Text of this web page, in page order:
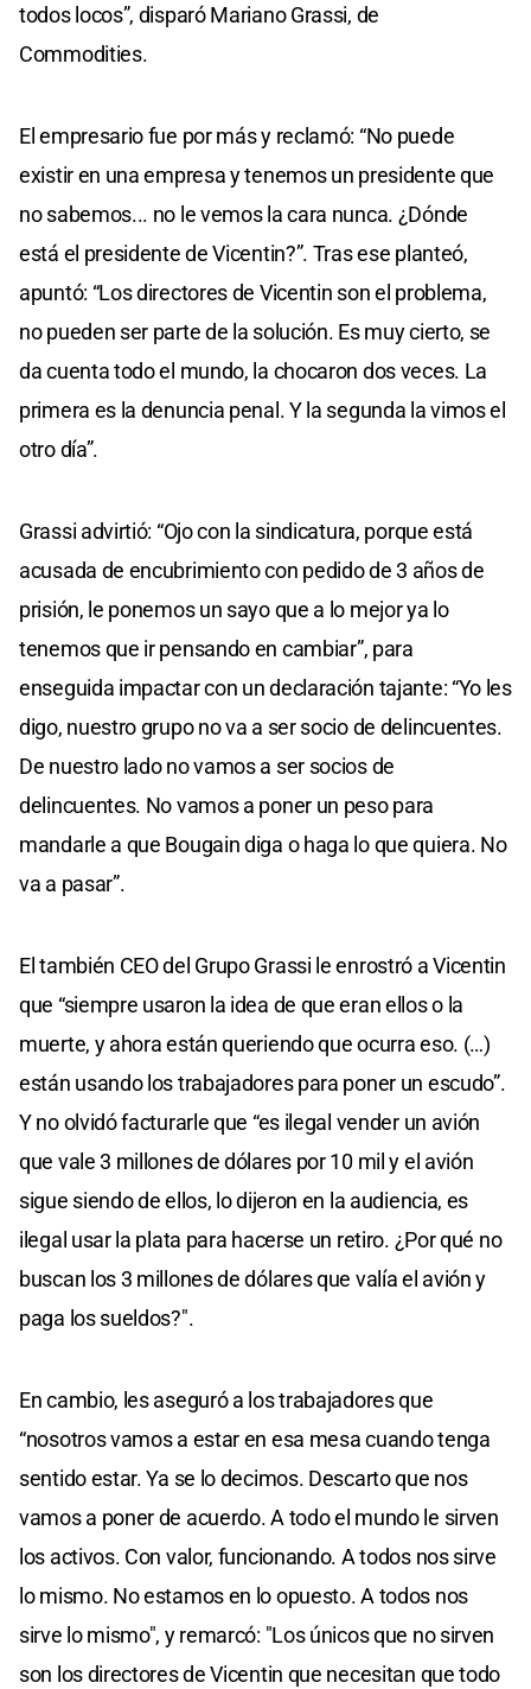
todos locos”, disparó Mariano Grassi, de
Commodities.
El empresario fue por más y reclamó: “No puede
existir en una empresa y tenemos un presidente que
no sabemos... no le vemos la cara nunca. ¿Dónde
está el presidente de Vicentin?”. Tras ese planteó,
apuntó: “Los directores de Vicentin son el problema,
no pueden ser parte de la solución. Es muy cierto, se
da cuenta todo el mundo, la chocaron dos veces. La
primera es la denuncia penal. Y la segunda la vimos el
otro día”.
Grassi advirtió: “Ojo con la sindicatura, porque está
acusada de encubrimiento con pedido de 3 años de
prisión, le ponemos un sayo que a lo mejor ya lo
tenemos que ir pensando en cambiar”, para
enseguida impactar con un declaración tajante: “Yo les
digo, nuestro grupo no va a ser socio de delincuentes.
De nuestro lado no vamos a ser socios de
delincuentes. No vamos a poner un peso para
mandarle a que Bougain diga o haga lo que quiera. No
va a pasar”.
El también CEO del Grupo Grassi le enrostró a Vicentin
que “siempre usaron la idea de que eran ellos o la
muerte, y ahora están queriendo que ocurra eso. (…)
están usando los trabajadores para poner un escudo”.
Y no olvidó facturarle que “es ilegal vender un avión
que vale 3 millones de dólares por 10 mil y el avión
sigue siendo de ellos, lo dijeron en la audiencia, es
ilegal usar la plata para hacerse un retiro. ¿Por qué no
buscan los 3 millones de dólares que valía el avión y
paga los sueldos?".
En cambio, les aseguró a los trabajadores que
“nosotros vamos a estar en esa mesa cuando tenga
sentido estar. Ya se lo decimos. Descarto que nos
vamos a poner de acuerdo. A todo el mundo le sirven
los activos. Con valor, funcionando. A todos nos sirve
lo mismo. No estamos en lo opuesto. A todos nos
sirve lo mismo", y remarcó: "Los únicos que no sirven
son los directores de Vicentin que necesitan que todo